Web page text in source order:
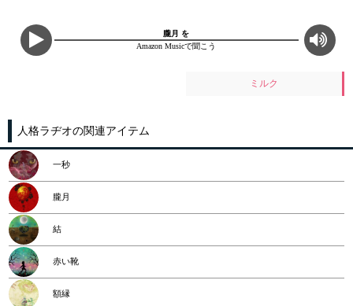
朧月 を
Amazon Musicで聞こう
ミルク
人格ラヂオの関連アイテム
一秒
朧月
結
赤い靴
額縁